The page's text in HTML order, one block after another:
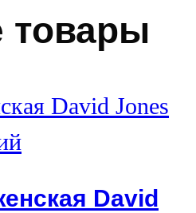
товары
David